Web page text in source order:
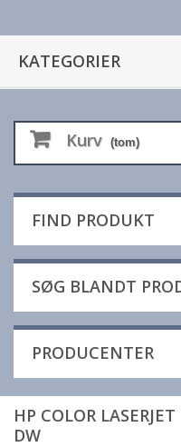
KATEGORIER
Kurv (tom)
FIND PRODUKT
SØG BLANDT
PRODUCENTER
HP COLOR
DW